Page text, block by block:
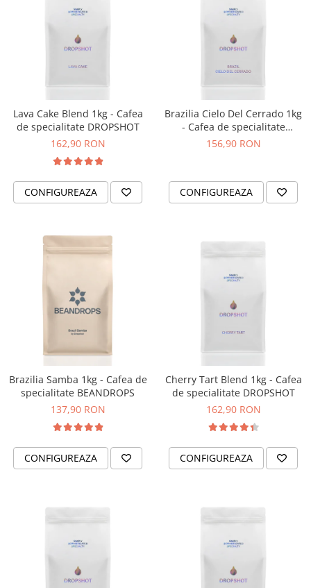
Lava Cake Blend 1kg - Cafea
de specialitate DROPSHOT
162,90 RON
CONFIGUREAZA
Brazilia Cielo Del Cerrado 1kg
- Cafea de specialitate
DROPSHOT
156,90 RON
CONFIGUREAZA
Brazilia Samba 1kg - Cafea de
specialitate BEANDROPS
137,90 RON
CONFIGUREAZA
Cherry Tart Blend 1kg - Cafea
de specialitate DROPSHOT
162,90 RON
CONFIGUREAZA